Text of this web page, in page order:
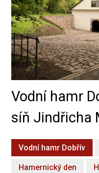
Vodní hamr
síň Jindřicha
Vodní hamr Dobřív
Hamernický den